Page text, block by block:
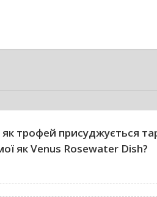
трофей присуджується
як Venus Rosewater Dish?